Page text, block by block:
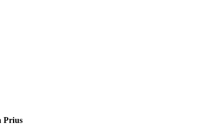
Prius